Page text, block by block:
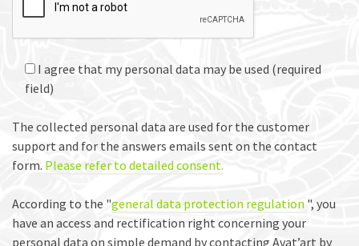
I agree that my personal data may be used (required
field)
The collected personal data are used for the customer
support and for the answers emails sent on the contact
form. Please refer to detailed consent.
According to the "general data protection regulation ", you
have an access and rectification right concerning your
personal data on simple demand by contacting Avat’art by